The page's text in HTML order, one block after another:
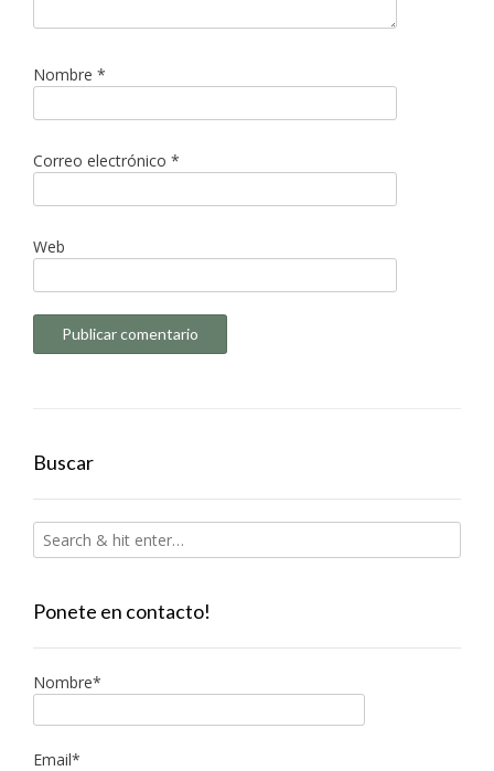
Nombre *
Correo electrónico *
Web
Buscar
Ponete en contacto!
Nombre*
Email*